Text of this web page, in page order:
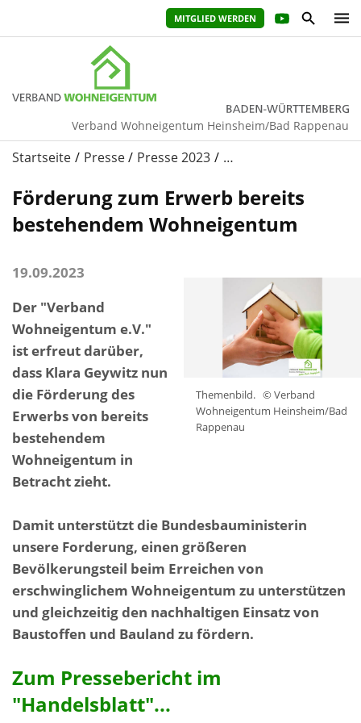
MITGLIED WERDEN
Verband Wohneigentum Heinsheim/Bad Rappenau
Startseite Presse Presse 2023 …
Förderung zum Erwerb bereits
bestehendem Wohneigentum
Themenbild. © Verband
Wohneigentum Heinsheim/Bad
Rappenau
19.09.2023
Der "Verband
Wohneigentum e.V."
ist erfreut darüber,
dass Klara Geywitz nun
die Förderung des
Erwerbs von bereits
bestehendem
Wohneigentum in
Betracht zieht.
Damit unterstützt die Bundesbauministerin
unsere Forderung, einen größeren
Bevölkerungsteil beim Erreichen von
erschwinglichem Wohneigentum zu unterstützen
und gleichzeitig den nachhaltigen Einsatz von
Baustoffen und Bauland zu fördern.
Zum Pressebericht im
"Handelsblatt"...